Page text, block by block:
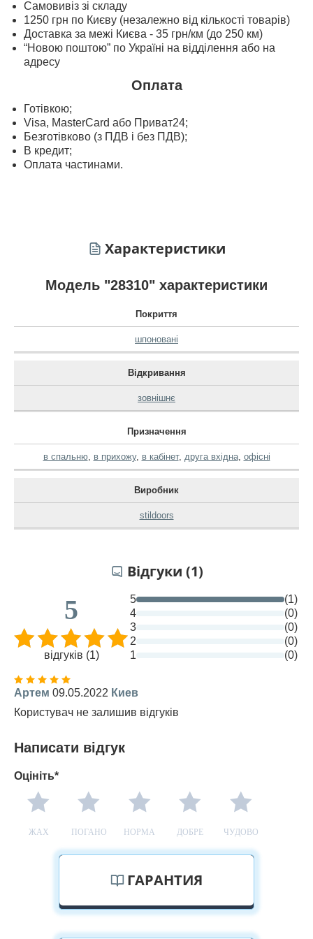
Самовивіз зі складу
1250 грн по Києву (незалежно від кількості товарів)
Доставка за межі Києва - 35 грн/км (до 250 км)
“Новою поштою” по Україні на відділення або на
адресу
Оплата
Готівкою;
Visa, MasterСard або Приват24;
Безготівково (з ПДВ і без ПДВ);
В кредит;
Оплата частинами.
Характеристики
Модель "28310" характеристики
Покриття
шпоновані
Відкривання
зовнішнє
Призначення
в спальню, в прихожу, в кабінет, друга вхідна, офісні
Виробник
stildoors
Відгуки (1)
5
відгуків (1)
5
(1)
4
(0)
3
(0)
2
(0)
1
(0)
Артем 09.05.2022 Киев
Користувач не залишив відгуків
Написати відгук
Оцініть*
ЖАХ ПОГАНО НОРМА ДОБРЕ ЧУДОВО
ГАРАНТИЯ